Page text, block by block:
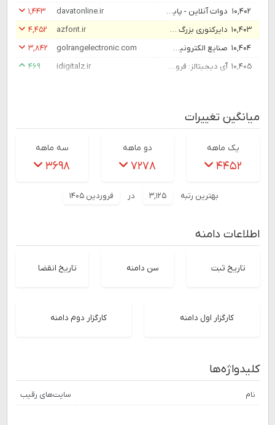
۱۰,۴۰۲
دوات آنلاین - پایگاه خبری و تحلیلی | DavatOnline News Agancy davatonline.ir
۱,۴۴۳
۱۰,۴۰۳
دایرکتوری بزرگ دانلود فونت فارسی ایرانی azfont.ir
۴,۴۵۲
۱۰,۴۰۴
صنایع الکترونیک گلرنگ - Golrangelectronics golrangelectronic.com
۳,۸۴۲
۱۰,۴۰۵
آی دیجیتالز: فروشگاه آنلاین لپ‌تاپ و کامپیوتر idigitalz.ir ۴۶۹
میانگین تغییرات
یک ماهه
۴۴۵۲
دو ماهه
۷۲۷۸
سه ماهه
۳۶۹۸
بهترین رتبه ۳,۱۲۵ در فروردین ۱۴۰۵
اطلاعات دامنه
تاریخ ثبت سن دامنه تاریخ انقضا
کارگزار اول دامنه کارگزار دوم دامنه
کلیدواژه‌ها
نام سایت‌های رقیب